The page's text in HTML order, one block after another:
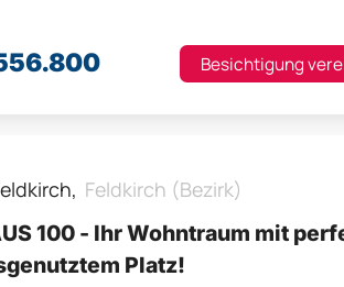
Besichtigung
Feldkirch (Bezirk)
100 - Ihr Wohntraum mit
Platz!